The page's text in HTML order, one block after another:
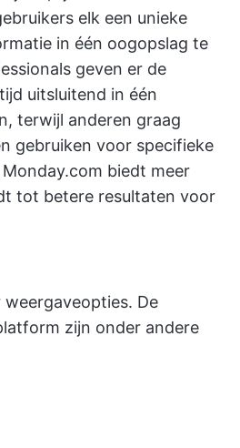
elk een unieke
in één oogopslag te
geven er de
uitsluitend in één
terwijl anderen graag
gebruiken voor specifieke
biedt meer
tot betere resultaten voor
De
zijn onder andere